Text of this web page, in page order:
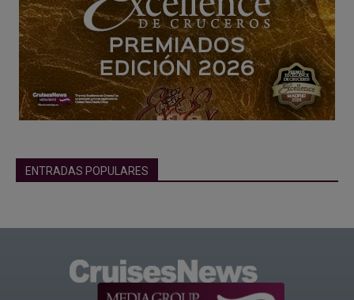
ENTRADAS POPULARES